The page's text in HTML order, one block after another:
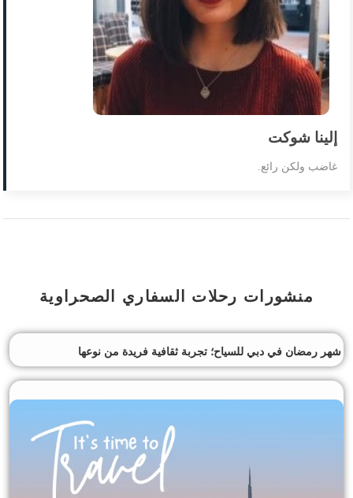
إلينا شوكت
غاضب ولكن رائع.
منشورات رحلات السفاري الصحراوية
شهر رمضان في دبي للسياح؛ تجربة ثقافية فريدة من نوعها